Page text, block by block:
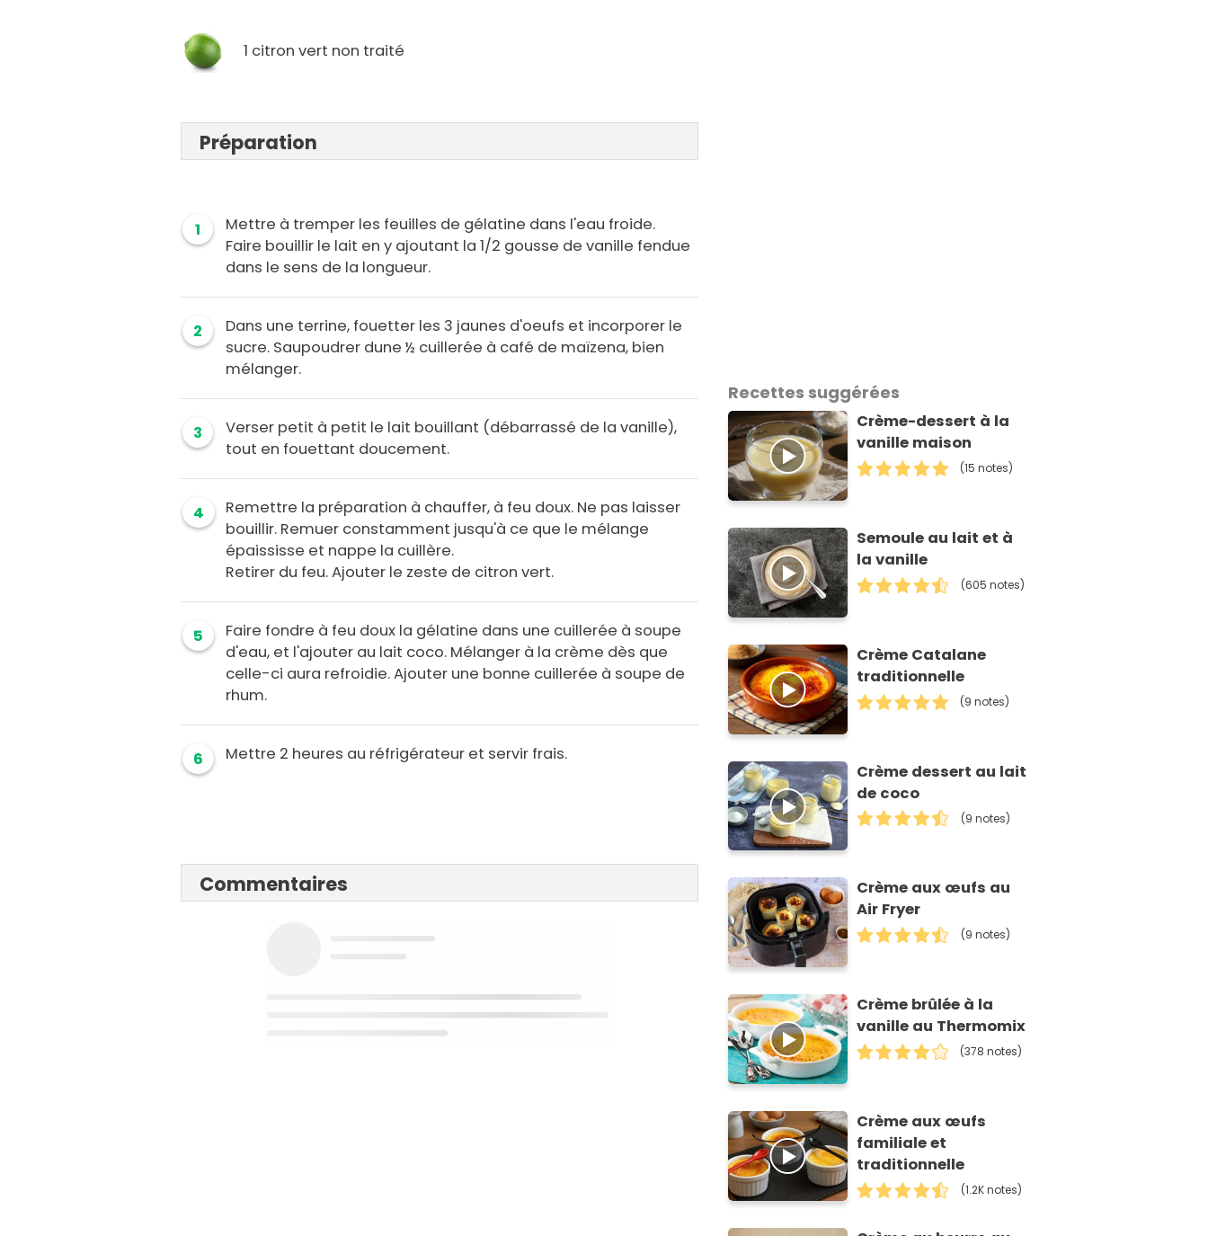
1 citron vert non traité
Préparation
1
Mettre à tremper les feuilles de gélatine dans l'eau froide.
Faire bouillir le lait en y ajoutant la 1/2 gousse de vanille fendue
dans le sens de la longueur.
2
Dans une terrine, fouetter les 3 jaunes d'oeufs et incorporer le
sucre. Saupoudrer dune ½ cuillerée à café de maïzena, bien
mélanger.
3
Verser petit à petit le lait bouillant (débarrassé de la vanille),
tout en fouettant doucement.
4
Remettre la préparation à chauffer, à feu doux. Ne pas laisser
bouillir. Remuer constamment jusqu'à ce que le mélange
épaississe et nappe la cuillère.
Retirer du feu. Ajouter le zeste de citron vert.
5
Faire fondre à feu doux la gélatine dans une cuillerée à soupe
d'eau, et l'ajouter au lait coco. Mélanger à la crème dès que
celle-ci aura refroidie. Ajouter une bonne cuillerée à soupe de
rhum.
6 Mettre 2 heures au réfrigérateur et servir frais.
Commentaires
Recettes suggérées
Crème-dessert à la
vanille maison
(15 notes)
Semoule au lait et à
la vanille
(605 notes)
Crème Catalane
traditionnelle
(9 notes)
Crème dessert au lait
de coco
(9 notes)
Crème aux œufs au
Air Fryer
(9 notes)
Crème brûlée à la
vanille au Thermomix
(378 notes)
Crème aux œufs
familiale et
traditionnelle
(1.2K notes)